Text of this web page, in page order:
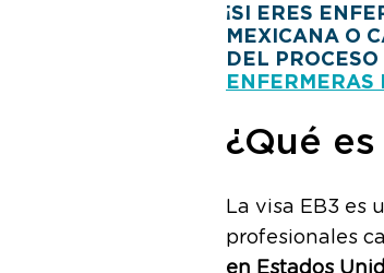
¡SI ERES
MEXICANA O
DEL
ENFERMERAS
¿Qué
La visa EB3 es
profesionales
en Estados